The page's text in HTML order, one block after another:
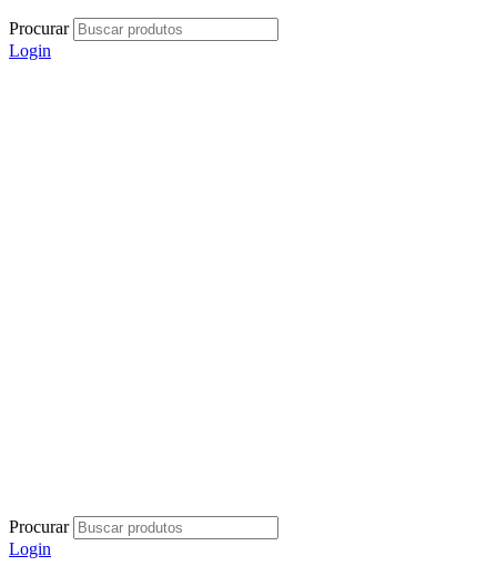
Procurar
Login
Procurar
Login